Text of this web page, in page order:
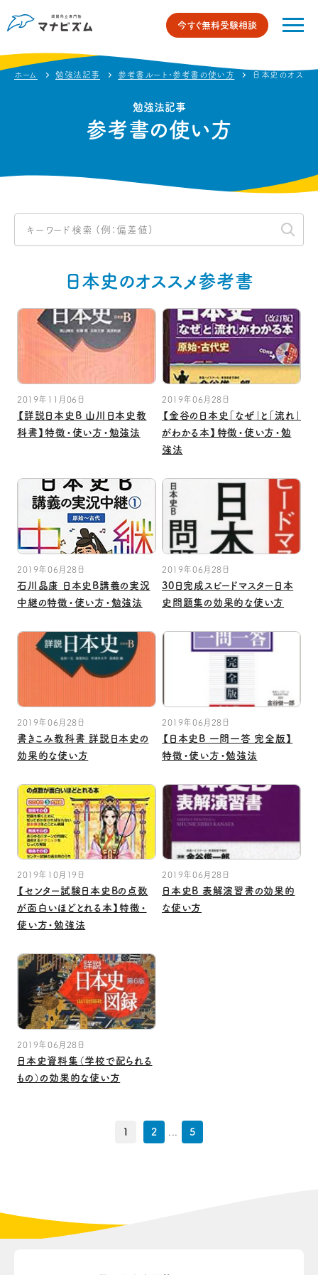
今すぐ無料受験相談
ホーム 勉強法記事 参考書ルート・参考書の使い方 日本史のオスス
勉強法記事
参考書の使い方
日本史のオススメ参考書
2019年11月06日
【詳説日本史B 山川日本史教
科書】特徴・使い方・勉強法
2019年06月28日
【金谷の日本史「なぜ」と「流れ」
がわかる本】特徴・使い方・勉
強法
2019年06月28日
石川晶康 日本史B講義の実況
中継の特徴・使い方・勉強法
2019年06月28日
30日完成スピードマスター日本
史問題集の効果的な使い方
2019年06月28日
書きこみ教科書 詳説日本史の
効果的な使い方
2019年06月28日
【日本史B 一問一答 完全版】
特徴・使い方・勉強法
2019年10月19日
【センター試験日本史Bの点数
が面白いほどとれる本】特徴・
使い方・勉強法
2019年06月28日
日本史B 表解演習書の効果的
な使い方
2019年06月28日
日本史資料集（学校で配られる
もの）の効果的な使い方
1 2 ... 5